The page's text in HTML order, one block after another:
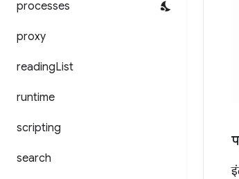
processes
proxy
readingList
runtime
scripting
search